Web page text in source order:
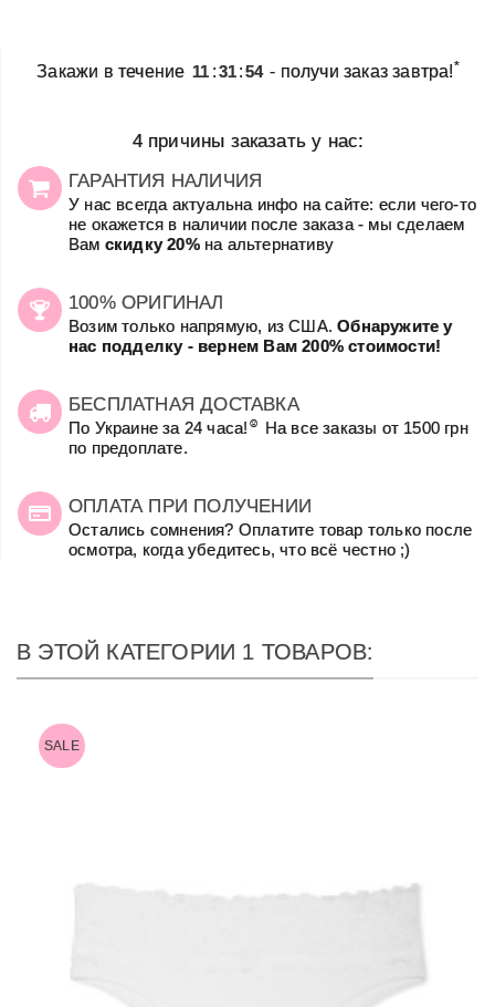
Закажи в течение 11 :31:54 - получи заказ завтра!*
4 причины заказать у нас:
ГАРАНТИЯ НАЛИЧИЯ
У нас всегда актуальна инфо на сайте: если чего-то
не окажется в наличии после заказа - мы сделаем
Вам скидку 20%на альтернативу
100% ОРИГИНАЛ
Возим только напрямую, из США.Обнаружите у
нас подделку - вернем Вам 200% стоимости!
БЕСПЛАТНАЯ ДОСТАВКА
По Украине за 24 часа! ☺
На все заказы от 1500 грн
по предоплате.
ОПЛАТА ПРИ ПОЛУЧЕНИИ
Остались сомнения? Оплатите товар только после
осмотра, когда убедитесь, что всё честно ;)
В ЭТОЙ КАТЕГОРИИ 1 ТОВАРОВ:
SALE